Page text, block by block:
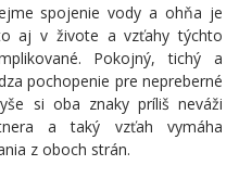
spojenie vody a ohňa je
aj v živote a vzťahy týchto
Pokojný, tichý a
pochopenie pre nepreberné
si oba znaky príliš neváži
a taký vzťah vymáha
z oboch strán.